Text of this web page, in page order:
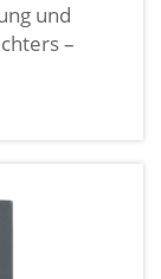
und
–
und
Eine
mit der